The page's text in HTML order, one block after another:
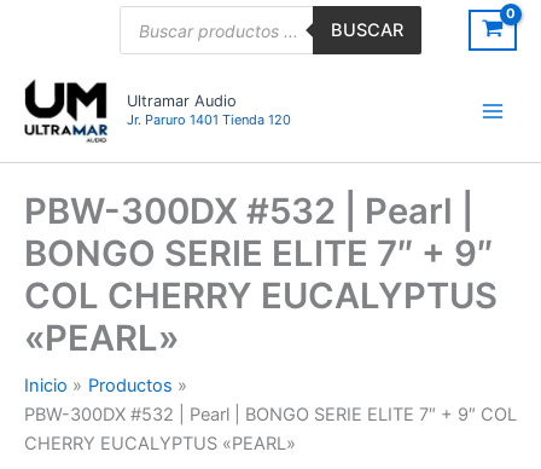
BUSCAR
Ultramar Audio
Jr. Paruro 1401 Tienda 120
PBW-300DX #532 | Pearl |
BONGO SERIE ELITE 7″ + 9″
COL CHERRY EUCALYPTUS
«PEARL»
Inicio
Productos
PBW-300DX #532 | Pearl | BONGO SERIE ELITE 7″ + 9″ COL
CHERRY EUCALYPTUS «PEARL»